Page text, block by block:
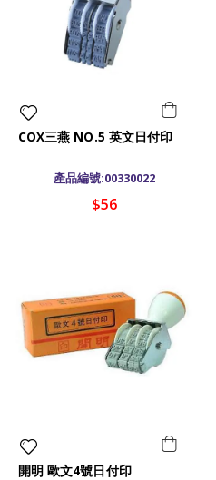
COX三燕 NO.5 英文日付印
產品編號:00330022
$56
開明 歐文4號日付印